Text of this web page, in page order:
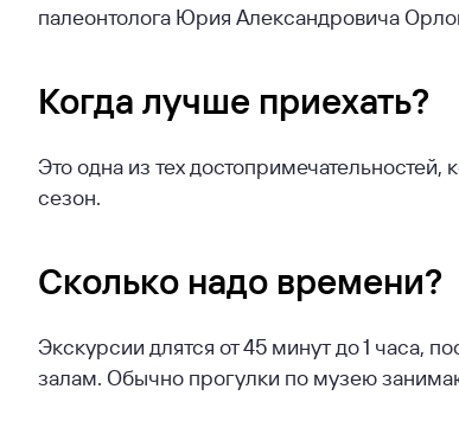
палеонтолога Юрия Александровича
Когда лучше приехать?
Это одна из тех
сезон.
Сколько надо времени?
Экскурсии длятся от 45 минут до 1 часа,
залам. Обычно прогулки по музею